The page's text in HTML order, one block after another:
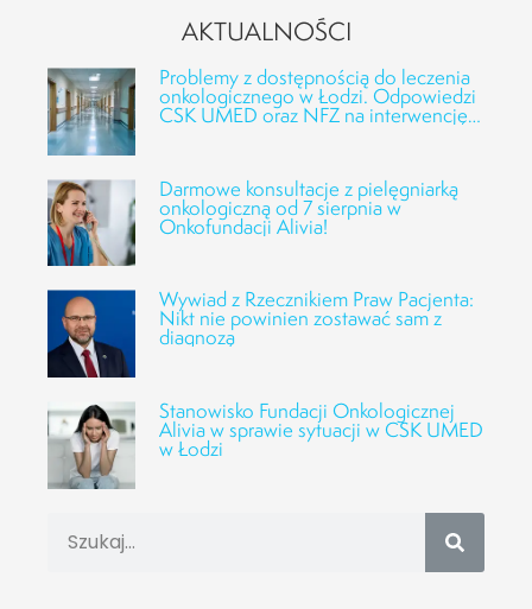
AKTUALNOŚCI
Problemy z dostępnością do leczenia
onkologicznego w Łodzi. Odpowiedzi
CSK UMED oraz NFZ na interwencję
Darmowe konsultacje z pielęgniarką
onkologiczną od 7 sierpnia w
Onkofundacji Alivia!
Wywiad z Rzecznikiem Praw Pacjenta:
Nikt nie powinien zostawać sam z
diagnozą
Stanowisko Fundacji Onkologicznej
Alivia w sprawie sytuacji w CSK UMED
w Łodzi